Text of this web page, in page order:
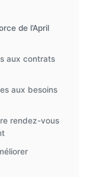
de l’April
aux contrats
aux besoins
rendez-vous